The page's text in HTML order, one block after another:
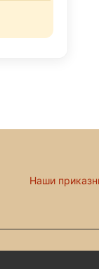
Наши